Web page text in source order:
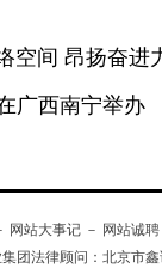
空间 昂扬奋进
广西南宁举办
网站大事记 － 网站诚聘
团法律顾问： 北京市